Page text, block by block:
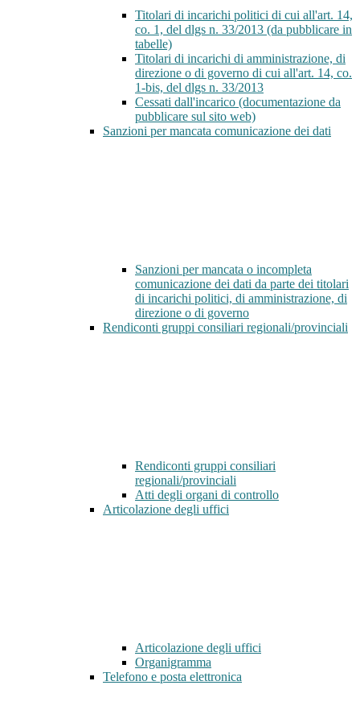
Titolari di incarichi politici di cui all'art. 14,
co. 1, del dlgs n. 33/2013 (da pubblicare in
tabelle)
Titolari di incarichi di amministrazione, di
direzione o di governo di cui all'art. 14, co.
1-bis, del dlgs n. 33/2013
Cessati dall'incarico (documentazione da
pubblicare sul sito web)
Sanzioni per mancata comunicazione dei dati
Sanzioni per mancata o incompleta
comunicazione dei dati da parte dei titolari
di incarichi politici, di amministrazione, di
direzione o di governo
Rendiconti gruppi consiliari regionali/provinciali
Rendiconti gruppi consiliari
regionali/provinciali
Atti degli organi di controllo
Articolazione degli uffici
Articolazione degli uffici
Organigramma
Telefono e posta elettronica